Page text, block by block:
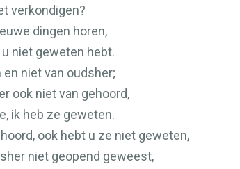
verkondigen?
dingen horen,
niet geweten hebt.
niet van oudsher;
ook niet van gehoord,
ik heb ze geweten.
ook hebt u ze niet geweten,
niet geopend geweest,